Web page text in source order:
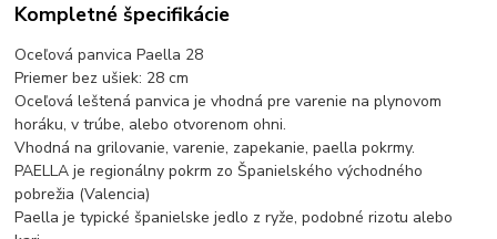
Kompletné špecifikácie
Oceľová panvica Paella 28
Priemer bez ušiek: 28 cm
Oceľová leštená panvica je vhodná pre varenie na plynovom
horáku, v trúbe, alebo otvorenom ohni.
Vhodná na grilovanie, varenie, zapekanie, paella pokrmy.
PAELLA je regionálny pokrm zo Španielského východného
pobrežia (Valencia)
Paella je typické španielske jedlo z ryže, podobné rizotu alebo